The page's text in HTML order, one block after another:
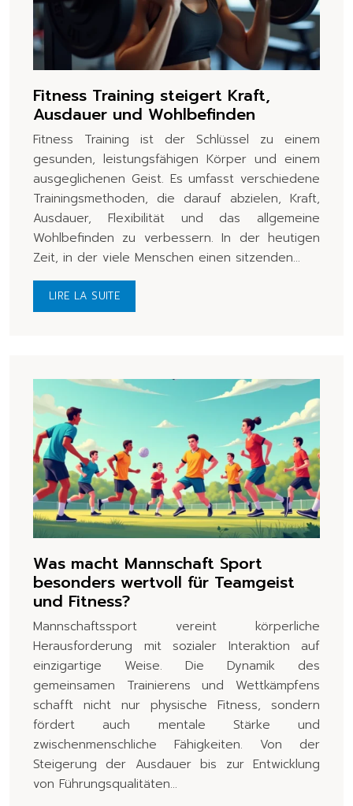
Fitness Training steigert Kraft,
Ausdauer und Wohlbefinden
Fitness Training ist der Schlüssel zu einem
gesunden, leistungsfähigen Körper und einem
ausgeglichenen Geist. Es umfasst verschiedene
Trainingsmethoden, die darauf abzielen, Kraft,
Ausdauer, Flexibilität und das allgemeine
Wohlbefinden zu verbessern. In der heutigen
Zeit, in der viele Menschen einen sitzenden…
LIRE LA SUITE
Was macht Mannschaft Sport
besonders wertvoll für Teamgeist
und Fitness?
Mannschaftssport vereint körperliche
Herausforderung mit sozialer Interaktion auf
einzigartige Weise. Die Dynamik des
gemeinsamen Trainierens und Wettkämpfens
schafft nicht nur physische Fitness, sondern
fördert auch mentale Stärke und
zwischenmenschliche Fähigkeiten. Von der
Steigerung der Ausdauer bis zur Entwicklung
von Führungsqualitäten…